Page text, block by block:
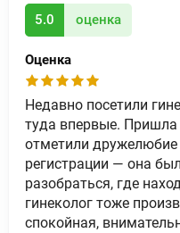
5.0 оценка
Оценка
Недавно посетили
туда впервые.
отметили дружелюбие
регистрации — она
разобраться, где
гинеколог тоже
спокойная,